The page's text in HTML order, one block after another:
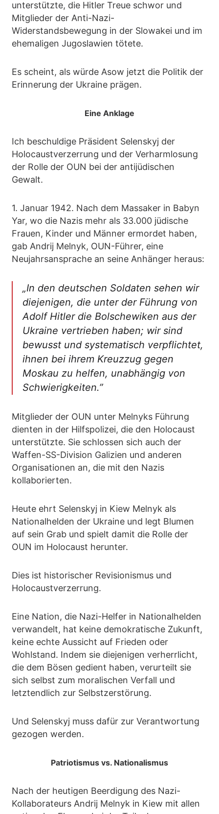
unterstützte, die Hitler Treue schwor und
Mitglieder der Anti-Nazi-
Widerstandsbewegung in der Slowakei und im
ehemaligen Jugoslawien tötete.
Es scheint, als würde Asow jetzt die Politik der
Erinnerung der Ukraine prägen.
Eine Anklage
Ich beschuldige Präsident Selenskyj der
Holocaustverzerrung und der Verharmlosung
der Rolle der OUN bei der antijüdischen
Gewalt.
1. Januar 1942. Nach dem Massaker in Babyn
Yar, wo die Nazis mehr als 33.000 jüdische
Frauen, Kinder und Männer ermordet haben,
gab Andrij Melnyk, OUN-Führer, eine
Neujahrsansprache an seine Anhänger heraus:
„In den deutschen Soldaten sehen wir
diejenigen, die unter der Führung von
Adolf Hitler die Bolschewiken aus der
Ukraine vertrieben haben; wir sind
bewusst und systematisch verpflichtet,
ihnen bei ihrem Kreuzzug gegen
Moskau zu helfen, unabhängig von
Schwierigkeiten.”
Mitglieder der OUN unter Melnyks Führung
dienten in der Hilfspolizei, die den Holocaust
unterstützte. Sie schlossen sich auch der
Waffen-SS-Division Galizien und anderen
Organisationen an, die mit den Nazis
kollaborierten.
Heute ehrt Selenskyj in Kiew Melnyk als
Nationalhelden der Ukraine und legt Blumen
auf sein Grab und spielt damit die Rolle der
OUN im Holocaust herunter.
Dies ist historischer Revisionismus und
Holocaustverzerrung.
Eine Nation, die Nazi-Helfer in Nationalhelden
verwandelt, hat keine demokratische Zukunft,
keine echte Aussicht auf Frieden oder
Wohlstand. Indem sie diejenigen verherrlicht,
die dem Bösen gedient haben, verurteilt sie
sich selbst zum moralischen Verfall und
letztendlich zur Selbstzerstörung.
Und Selenskyj muss dafür zur Verantwortung
gezogen werden.
Patriotismus vs. Nationalismus
Nach der heutigen Beerdigung des Nazi-
Kollaborateurs Andrij Melnyk in Kiew mit allen